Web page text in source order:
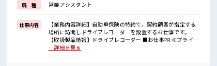
■職場の雰囲気
“コジンマリ”が好きな方にもお勧め！！
少人数の職場です♪
休憩室完備でランチや休憩も充実しそう♪
持ち物が多いあなたにもぴったり☆
ロッカー付き職場♪
職 種 営業アシスタント
仕事内容
【業務内容詳細】自動車保険の特約で、契約顧客が指定する
場所に訪問しドライブレコーダーを設置するお仕事です。
【取扱製品情報】ドライブレコーダー ■お仕事PR ≪プライベ
ートが充実する≫ 場合によってはお願いすることもあります
…詳細を見る